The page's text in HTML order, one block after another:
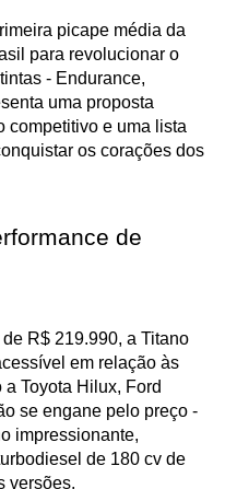
picape média da
para revolucionar o
- Endurance,
uma proposta
competitivo e uma lista
os corações dos
de
R$ 219.990, a Titano
em relação às
Toyota Hilux, Ford
se engane pelo preço -
impressionante,
de 180 cv de
versões.